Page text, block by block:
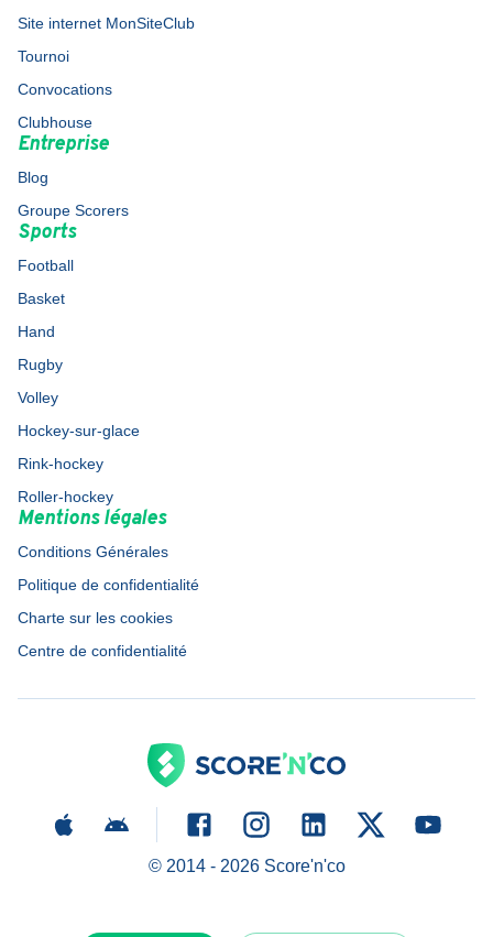
Site internet MonSiteClub
Tournoi
Convocations
Clubhouse
Entreprise
Blog
Groupe Scorers
Sports
Football
Basket
Hand
Rugby
Volley
Hockey-sur-glace
Rink-hockey
Roller-hockey
Mentions légales
Conditions Générales
Politique de confidentialité
Charte sur les cookies
Centre de confidentialité
© 2014 - 2026Score'n'co